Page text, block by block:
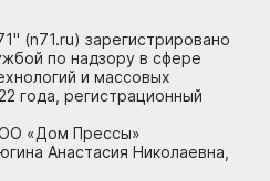
(n71.ru) зарегистрировано
по надзору в сфере
и массовых
года, регистрационный
«Дом Прессы»
Анастасия Николаевна,